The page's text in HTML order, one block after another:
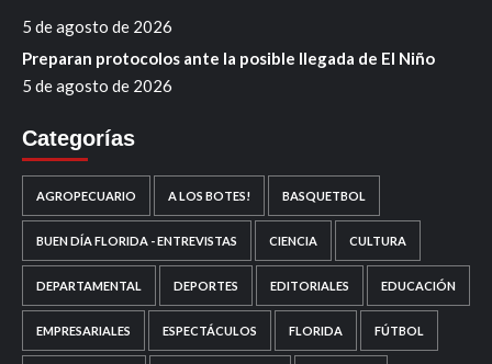
5 de agosto de 2026
Preparan protocolos ante la posible llegada de El Niño
5 de agosto de 2026
Categorías
AGROPECUARIO A LOS BOTES! BASQUETBOL
BUEN DÍA FLORIDA - ENTREVISTAS CIENCIA CULTURA
DEPARTAMENTAL DEPORTES EDITORIALES EDUCACIÓN
EMPRESARIALES ESPECTÁCULOS FLORIDA FÚTBOL